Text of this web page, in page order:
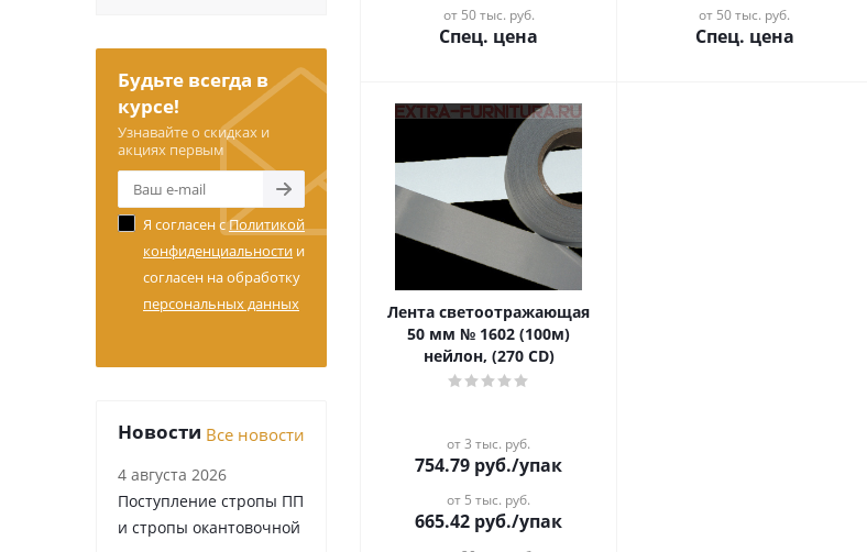
от 50 тыс. руб.
Спец. цена
от 50 тыс. руб.
Спец. цена
Лента светоотражающая
50 мм № 1602 (100м)
нейлон, (270 CD)
от 3 тыс. руб.
754.79 руб./упак
от 5 тыс. руб.
665.42 руб./упак
Будьте всегда в
курсе!
Узнавайте о скидках и
акциях первым
Я согласен сПолитикой
конфиденциальности и
согласен на обработку
персональных данных
Новости Все новости
4 августа 2026
Поступление стропы ПП
и стропы окантовочной